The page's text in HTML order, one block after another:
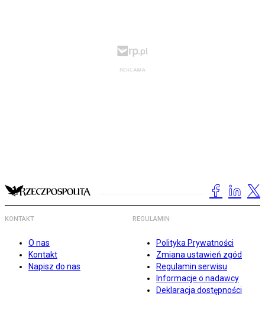
KONTAKT
O nas
Kontakt
Napisz do nas
REGULAMIN
Polityka Prywatności
Zmiana ustawień zgód
Regulamin serwisu
Informacje o nadawcy
Deklaracja dostępności